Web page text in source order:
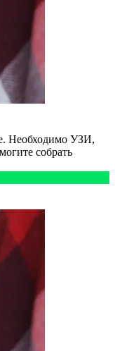
Необходимо УЗИ,
собрать